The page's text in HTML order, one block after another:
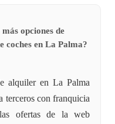
opciones de
coches en La Palma?
alquiler en La Palma
terceros con franquicia
ofertas de la web